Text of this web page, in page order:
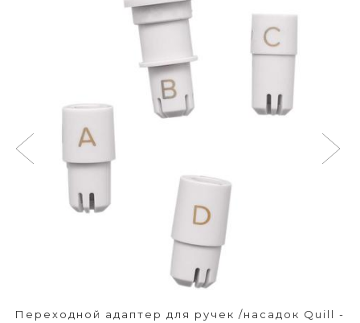
Переходной адаптер для ручек /насадок Quill -